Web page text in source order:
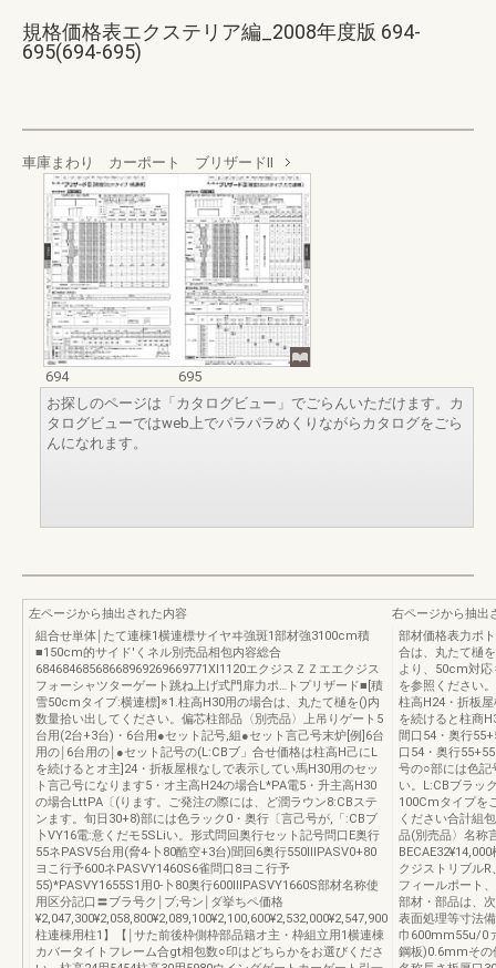
規格価格表エクステリア編_2008年度版 694-
695(694-695)
車庫まわり カーポート ブリザードⅡ
694
695
お探しのページは「カタログビュー」でごらんいただけます。カ
タログビューではweb上でパラパラめくりながらカタログをごら
んになれます。
左ページから抽出された内容
組合せ単体￨たて連棟1横連標サイヤヰ強斑1部材強3100cm積
■150cm的サイド′くネル別売品相包内容総合
68468468568668969269669771Xl1120エクジスＺＺエエクジス
フォーシャツターゲート跳ね上げ式門扉力ポ…トプリザード■[積
雪50cmタイプ:横連標]※1.柱高H30用の場合は、丸たて樋を()内
数量拾い出してください。偏芯柱部品〈別売品〉上吊りゲート5
台用(2台+3台)・6台用●セット記号,組●セット言己号末炉[例]6台
用の￨6台用の￨●セット記号の(L:CBブ」合せ価格は柱高H己にL
を続けるとオ主]24・折板屋根なしで表示してい馬H30用のセッ
ト言己号になります5・オ主高H24の場合L*PA電5・升主高H30
の場合LttPA〔(ります。ご発注の際には、ど潤ラウン8:CBステ
ンます。旬日30+8)部には色ラック0・奥行〔言己号が,「:CBブ
卜VY16電:意くだモ5SLiい。形式問回奥行セット記号問口E奥行
55ネPASV5台用(脅4-卜80酷空+3台)聞回6奥行550ⅢPASV0+80
ヨこ行予600ネPASVY1460S6雀問口8ヨこ行予
55)*PASVY1655S1用0‐卜80奥行600ⅢPASVY1660S部材名称使
用区分記口〓ブラ号ク￨ブ;号ン￨ダ挙ちペ価格
¥2,047,300¥2,058,800¥2,089,100¥2,100,600¥2,532,000¥2,547,900
柱連棟用柱1】【￨サた前後枠側枠部品籍オ主・枠組立用1横連棟
カバータイトフレーム合gt相包数○印はどちらかをお選びくださ
右ページから抽出
部材価格表力ポ
合は、丸たて樋
より、50cm対応
を参照ください
柱高H24・折板
を続けると柱商
間口54・奥行
口54・奥行
号の○部には色記
い。L:CBブラッ
100Cmタイプを
ください合計組
品(別売品〉名称
クジストリブル
フィールポート
部材・部品は、
表面処理等寸法
巾600mm55u/0
鋼板)0.6mmその